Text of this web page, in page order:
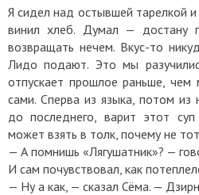
Я сидел над остывшей тарелкой
винил хлеб. Думал — достану
возвращать нечем. Вкус-то
Лидо подают. Это мы
отпускает прошлое раньше, чем
сами. Сперва из языка, потом из
до последнего, варит этот
может взять в толк, почему не
— А помнишь «Лягушатник»? —
И сам почувствовал, как
— Ну а как, — сказал Сёма. —